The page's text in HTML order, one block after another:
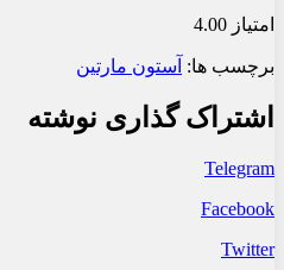
امتیاز 4.00
برچسب ها: آستون مارتین
اشتراک گذاری نوشته
Telegram
Facebook
Twitter